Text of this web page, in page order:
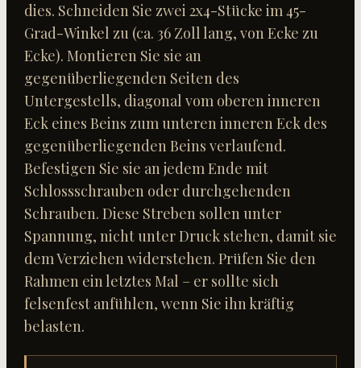
dies. Schneiden Sie zwei 2x4-Stücke im 45-
Grad-Winkel zu (ca. 36 Zoll lang, von Ecke zu
Ecke). Montieren Sie sie an
gegenüberliegenden Seiten des
Untergestells, diagonal vom oberen inneren
Eck eines Beins zum unteren inneren Eck des
gegenüberliegenden Beins verlaufend.
Befestigen Sie sie an jedem Ende mit
Schlossschrauben oder durchgehenden
Schrauben. Diese Streben sollen unter
Spannung, nicht unter Druck stehen, damit sie
dem Verziehen widerstehen. Prüfen Sie den
Rahmen ein letztes Mal – er sollte sich
felsenfest anfühlen, wenn Sie ihn kräftig
belasten.